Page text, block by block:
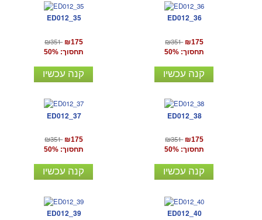
ED012_35
₪351 ₪175
תחסוך: 50%
קנה עכשיו
ED012_36
₪351 ₪175
תחסוך: 50%
קנה עכשיו
ED012_37
₪351 ₪175
תחסוך: 50%
קנה עכשיו
ED012_38
₪351 ₪175
תחסוך: 50%
קנה עכשיו
ED012_39 ED012_40